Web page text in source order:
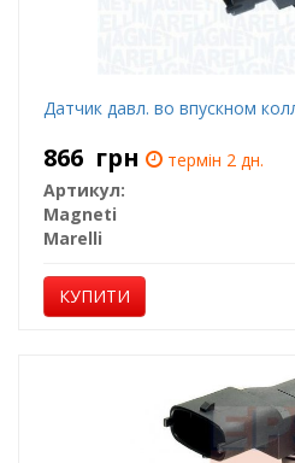
Датчик давл. во впускном
866 грн
термін 2 дн.
Артикул:
Magneti
Marelli
КУПИТИ